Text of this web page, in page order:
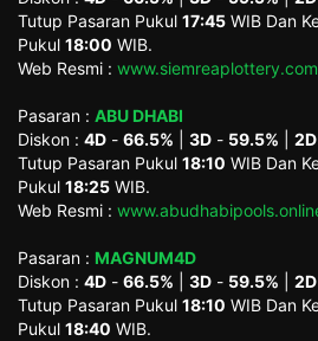
Tutup Pasaran Pukul 17:45 WIB Dan
Pukul 18:00 WIB.
Web Resmi : www.siemreaplottery.com
Pasaran : ABU DHABI
Diskon : 4D - 66.5% 3D - 59.5% 2D
Tutup Pasaran Pukul 18:10 WIB Dan
Pukul 18:25 WIB.
Web Resmi :
Pasaran : MAGNUM4D
Diskon : 4D - 66.5% 3D - 59.5% 2D
Tutup Pasaran Pukul 18:10 WIB Dan
Pukul 18:40 WIB.